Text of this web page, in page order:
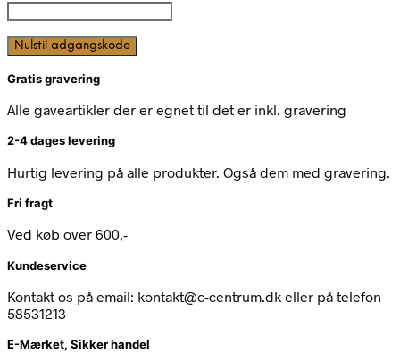
Nulstil adgangskode
Gratis gravering
Alle gaveartikler der er egnet til det er inkl. gravering
2-4 dages levering
Hurtig levering på alle produkter. Også dem med gravering.
Fri fragt
Ved køb over 600,-
Kundeservice
Kontakt os på email: kontakt@c-centrum.dk eller på telefon
58531213
E-Mærket, Sikker handel